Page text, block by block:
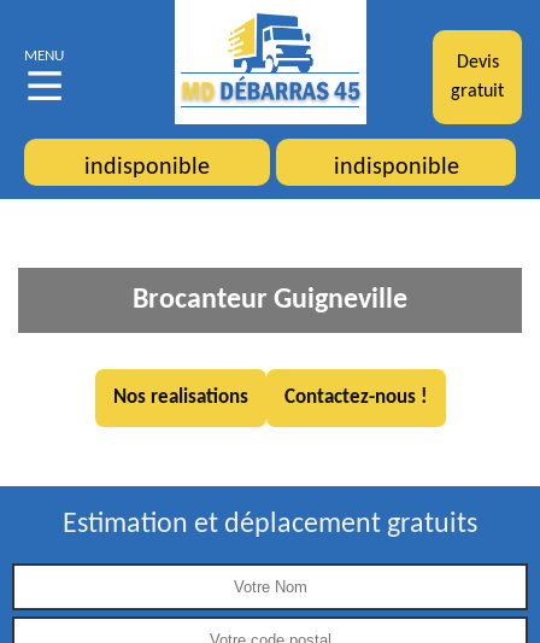
MENU
Devis
gratuit
indisponible indisponible
Brocanteur Guigneville
Nos realisations Contactez-nous !
Estimation et déplacement gratuits